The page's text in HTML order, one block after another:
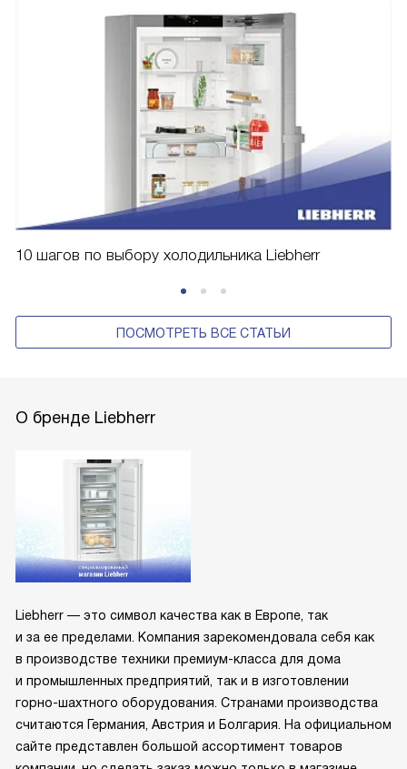
10 шагов по выбору холодильника Liebherr
ПОСМОТРЕТЬ ВСЕ СТАТЬИ
О бренде Liebherr
Liebherr — это символ качества как в Европе, так
и за ее пределами. Компания зарекомендовала себя как
в производстве техники премиум-класса для дома
и промышленных предприятий, так и в изготовлении
горно-шахтного оборудования. Странами производства
считаются Германия, Австрия и Болгария. На официальном
сайте представлен большой ассортимент товаров